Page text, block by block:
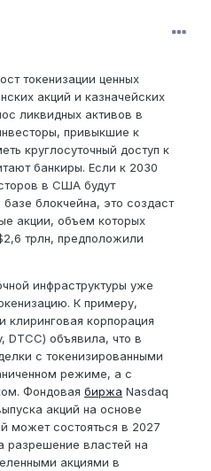
токенизации ценных
акций и казначейских
ликвидных активов в
привыкшие к
круглосуточный доступ к
банкиры. Если к 2030
в США будут
блокчейна, это создаст
акции, объем которых
трлн, предположили
инфраструктуры уже
К примеру,
клиринговая корпорация
DTCC) объявила, что в
с токенизированными
режиме, а с
Фондовая биржа Nasdaq
акций на основе
может состояться в 2027
разрешение властей на
акциями в